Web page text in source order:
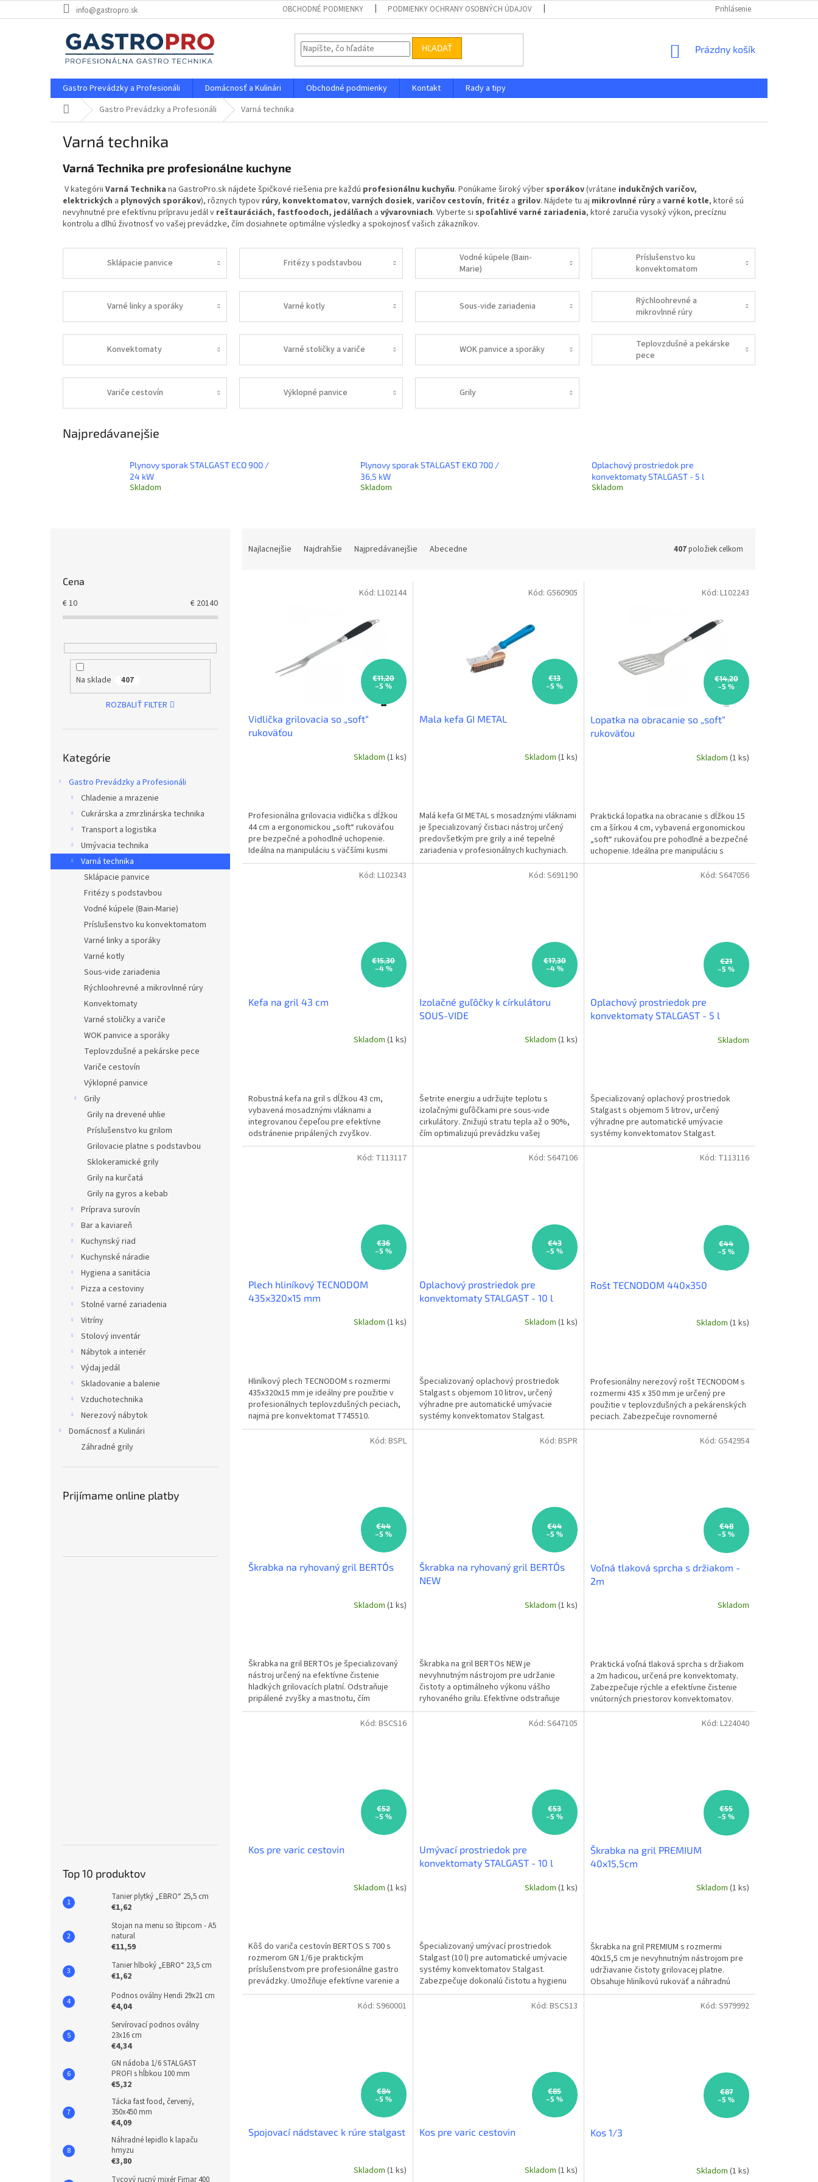
na
info@gastropro.sk OBCHODNÉ PODMIENKY PODMIENKY OCHRANY OSOBNÝCH ÚDAJOV DOPRAVA A PLATBA
Prihlásenie
HĽADAŤ
NÁKUPNÝ
Prázdny košík
Gastro Prevádzky a Profesionáli Domácnosť a Kulinári Obchodné podmienky Kontakt
Rady a tipy
Domov Gastro Prevádzky a Profesionáli Varná technika
Varná technika
Varná Technika pre profesionálne kuchyne
V kategórii Varná Technika na GastroPro.sk nájdete špičkové riešenia pre každú profesionálnu kuchyňu. Ponúkame široký výber sporákov(vrátane indukčných varičov,
elektrických a plynových sporákov), rôznych typov rúry, konvektomatov, varných dosiek, varičov cestovín, fritéz a grilov. Nájdete tu aj mikrovlnné rúry a varné kotle, ktoré sú
nevyhnutné pre efektívnu prípravu jedál v reštauráciách, fastfoodoch, jedálňach a vývarovniach. Vyberte si spoľahlivé varné zariadenia, ktoré zaručia vysoký výkon, precíznu
kontrolu a dlhú životnosť vo vašej prevádzke, čím dosiahnete optimálne výsledky a spokojnosť vašich zákazníkov.
Sklápacie panvice Fritézy s podstavbou
Vodné kúpele (Bain-
Marie)
Príslušenstvo ku
konvektomatom
Varné linky a sporáky Varné kotly Sous-vide zariadenia
Rýchloohrevné a
mikrovlnné rúry
Konvektomaty Varné stoličky a variče WOK panvice a sporáky
Teplovzdušné a pekárske
pece
Variče cestovín Výklopné panvice Grily
Najpredávanejšie
Plynovy sporak STALGAST ECO 900 /
24 kW
Skladom
Plynovy sporak STALGAST EKO 700 /
36,5 kW
Skladom
Oplachový prostriedok pre
konvektomaty STALGAST - 5 l
Skladom
Cena
€10 € 20140
Na sklade 407
ROZBALIŤ FILTER
kategórie
Kategórie
Gastro Prevádzky a Profesionáli
Chladenie a mrazenie
Cukrárska a zmrzlinárska technika
Transport a logistika
Umývacia technika
Varná technika
Sklápacie panvice
Fritézy s podstavbou
Vodné kúpele (Bain-Marie)
Príslušenstvo ku konvektomatom
Varné linky a sporáky
Varné kotly
Sous-vide zariadenia
Rýchloohrevné a mikrovlnné rúry
Konvektomaty
Varné stoličky a variče
WOK panvice a sporáky
Teplovzdušné a pekárske pece
Variče cestovín
Výklopné panvice
Grily
Grily na drevené uhlie
Príslušenstvo ku grilom
Grilovacie platne s podstavbou
Sklokeramické grily
Grily na kurčatá
Grily na gyros a kebab
Príprava surovín
Bar a kaviareň
Kuchynský riad
Kuchynské náradie
Hygiena a sanitácia
Pizza a cestoviny
Stolné varné zariadenia
Vitríny
Stolový inventár
Nábytok a interiér
Výdaj jedál
Skladovanie a balenie
Vzduchotechnika
Nerezový nábytok
Domácnosť a Kulinári
Záhradné grily
Prijímame online platby
Top 10 produktov
Tanier plytký „EBRO“ 25,5 cm
€1,62
Stojan na menu so štipcom - A5
natural
€11,59
Tanier hlboký „EBRO“ 23,5 cm
€1,62
Podnos oválny Hendi 29x21 cm
€4,04
Servírovací podnos oválny
23x16 cm
€4,34
GN nádoba 1/6 STALGAST
PROFI s hĺbkou 100 mm
€5,32
Tácka fast food, červený,
350x450 mm
€4,09
Náhradné lepidlo k lapaču
hmyzu
€3,80
Tycový rucný mixér Fimar 400
Najlacnejšie Najdrahšie Najpredávanejšie Abecedne 407položiek celkom
€11,20
–5 %
Vidlička grilovacia so „soft“
rukoväťou
Skladom (1 ks)
Profesionálna grilovacia vidlička s dĺžkou
44 cm a ergonomickou „soft“ rukoväťou
pre bezpečné a pohodlné uchopenie.
Ideálna na manipuláciu s väčšími kusmi
mäsa pri grilovaní v...
Kód: L102144
€13
–5 %
Mala kefa GI METAL
Skladom (1 ks)
Malá kefa GI METAL s mosadznými vláknami
je špecializovaný čistiaci nástroj určený
predovšetkým pre grily a iné tepelné
zariadenia v profesionálnych kuchyniach.
Jej kompaktné...
Kód: G560905
€14,20
–5 %
Lopatka na obracanie so „soft“
rukoväťou
Skladom (1 ks)
Praktická lopatka na obracanie s dĺžkou 15
cm a šírkou 4 cm, vybavená ergonomickou
„soft“ rukoväťou pre pohodlné a bezpečné
uchopenie. Ideálna pre manipuláciu s
jemnými pokrmami...
Kód: L102243
€15,30
–4 %
Kefa na gril 43 cm
Skladom (1 ks)
Robustná kefa na gril s dĺžkou 43 cm,
vybavená mosadznými vláknami a
integrovanou čepeľou pre efektívne
odstránenie pripálených zvyškov.
Nevyhnutný pomocník pre každú...
Kód: L102343
€17,30
–4 %
Izolačné guľôčky k církulátoru
SOUS-VIDE
Skladom (1 ks)
Šetrite energiu a udržujte teplotu s
izolačnými guľôčkami pre sous-vide
cirkulátory. Znižujú stratu tepla až o 90%,
čím optimalizujú prevádzku vašej
profesionálnej kuchyne....
Kód: S691190
€21
–5 %
Oplachový prostriedok pre
konvektomaty STALGAST - 5 l
Skladom
Špecializovaný oplachový prostriedok
Stalgast s objemom 5 litrov, určený
výhradne pre automatické umývacie
systémy konvektomatov Stalgast.
Zabezpečuje lesklý povrch bez šmúh a...
Kód: S647056
€36
–5 %
Plech hliníkový TECNODOM
435x320x15 mm
Skladom (1 ks)
Hliníkový plech TECNODOM s rozmermi
435x320x15 mm je ideálny pre použitie v
profesionálnych teplovzdušných peciach,
najmä pre konvektomat T745510.
Zabezpečuje rovnomerné...
Kód: T113117
€43
–5 %
Oplachový prostriedok pre
konvektomaty STALGAST - 10 l
Skladom (1 ks)
Špecializovaný oplachový prostriedok
Stalgast s objemom 10 litrov, určený
výhradne pre automatické umývacie
systémy konvektomatov Stalgast.
Zabezpečuje lesklý povrch bez šmúh a...
Kód: S647106
€44
–5 %
Rošt TECNODOM 440x350
Skladom (1 ks)
Profesionálny nerezový rošt TECNODOM s
rozmermi 435 x 350 mm je určený pre
použitie v teplovzdušných a pekárenských
peciach. Zabezpečuje rovnomerné
prúdenie vzduchu a dokonalé...
Kód: T113116
€44
–5 %
Škrabka na ryhovaný gril BERTO´s
Skladom (1 ks)
Škrabka na gril BERTOs je špecializovaný
nástroj určený na efektívne čistenie
hladkých grilovacích platní. Odstraňuje
pripálené zvyšky a mastnotu, čím
zabezpečuje hygienu a...
Kód: BSPL
€44
–5 %
Škrabka na ryhovaný gril BERTO´s
NEW
Skladom (1 ks)
Škrabka na gril BERTOs NEW je
nevyhnutným nástrojom pre udržanie
čistoty a optimálneho výkonu vášho
ryhovaného grilu. Efektívne odstraňuje
pripálené zvyšky jedla a mastnotu, čím...
Kód: BSPR
€48
–5 %
Voľná tlaková sprcha s držiakom -
2m
Skladom
Praktická voľná tlaková sprcha s držiakom
a 2m hadicou, určená pre konvektomaty.
Zabezpečuje rýchle a efektívne čistenie
vnútorných priestorov konvektomatov.
Kód: G542954
€52
–5 %
Kos pre varic cestovin
Skladom (1 ks)
Kôš do variča cestovín BERTOS S 700 s
rozmerom GN 1/6 je praktickým
príslušenstvom pre profesionálne gastro
prevádzky. Umožňuje efektívne varenie a
vyberanie cestovín priamo z...
Kód: BSCS16
€53
–5 %
Umývací prostriedok pre
konvektomaty STALGAST - 10 l
Skladom (1 ks)
Špecializovaný umývací prostriedok
Stalgast (10 l) pre automatické umývacie
systémy konvektomatov Stalgast.
Zabezpečuje dokonalú čistotu a hygienu
vašich zariadení. Ideálne pre...
Kód: S647105
€55
–5 %
Škrabka na gril PREMIUM
40x15,5cm
Skladom (1 ks)
Škrabka na gril PREMIUM s rozmermi
40x15,5 cm je nevyhnutným nástrojom pre
udržiavanie čistoty grilovacej platne.
Obsahuje hliníkovú rukoväť a náhradnú
čepeľ v cene. Ideálna pre...
Kód: L224040
€84
–5 %
Spojovací nádstavec k rúre stalgast
Skladom (1 ks)
Kód: S960001
€85
–5 %
Kos pre varic cestovin
Skladom (1 ks)
Kód: BSCS13
€87
–5 %
Kos 1/3
Skladom (1 ks)
Kód: S979992